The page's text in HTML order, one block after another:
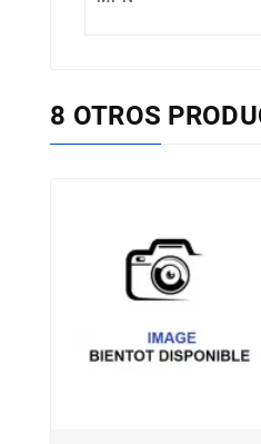
8 OTROS